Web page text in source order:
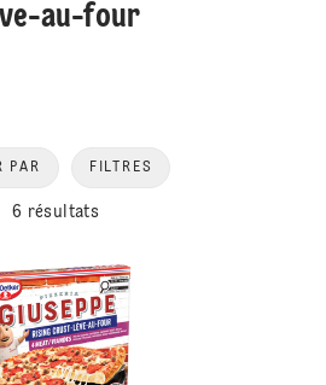
au-four
6 résultats
PAR FILTRES